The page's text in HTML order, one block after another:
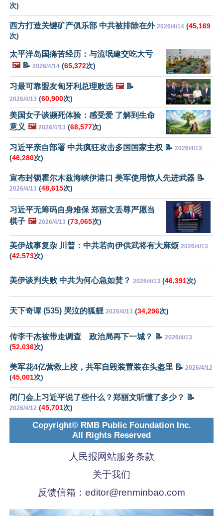
次)
西方打造关键矿产俱乐部 中共被排除在外 2026/4/14 (45,169
次)
太平洋岛国痛苦经历：与流氓建交吃大亏
🖼️📝 2026/4/14 (65,372次)
习最可靠盟友匈牙利总理败选 🖼️📝
2026/4/13 (60,900次)
美国女子谈濒死体验：感受爱 了解到生命
意义 🖼️ 2026/4/13 (68,577次)
习近平亲自部署 中共疯狂攻击多国国家主权 📝 2026/4/13
(46,280次)
宣布封锁霍尔木兹海峡伊港口 美军使用惊人先进武器 📝
2026/4/13 (48,615次)
习近平无筹码自身难保 郑丽文丢尊严愿当
棋子 🖼️ 2026/4/13 (73,065次)
美伊战事复杂 川普：中共若向伊供武将有大麻烦 2026/4/13
(42,573次)
美伊谈判失败 中共为何心急如焚？ 2026/4/13 (46,391次)
天下奇谭 (535) 哭泣的狐貍 2026/4/13 (34,296次)
传李干杰被带走调查 政治局再下一城？ 📝 2026/4/13
(52,036次)
美军花4亿营救上校，共军自毁装置装在头盔里 📝 2026/4/12
(45,001次)
闭门会上习近平说了些什么？郑丽文听懂了多少？ 📝
2026/4/12 (45,701次)
Copyright© RMB Public Foundation Inc.
All Rights Reserved
人民报网站服务条款
关于我们
反馈信箱： editor@renminbao.com